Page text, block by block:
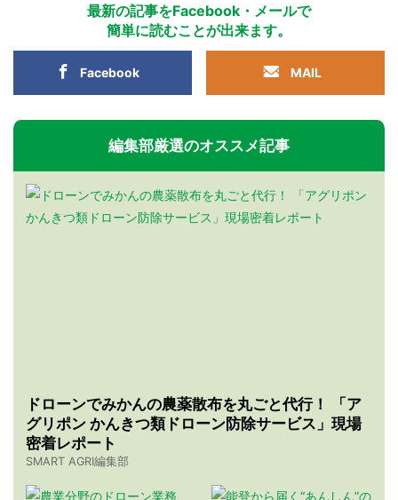
最新の記事をFacebook・メールで
簡単に読むことが出来ます。
Facebook MAIL
編集部厳選のオススメ記事
ドローンでみかんの農薬散布を丸ごと代行！ 「ア
グリポン かんきつ類ドローン防除サービス」現場
密着レポート
SMART AGRI編集部